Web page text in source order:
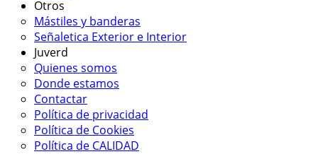
Otros
Mástiles y banderas
Señaletica Exterior e Interior
Juverd
Quienes somos
Donde estamos
Contactar
Política de privacidad
Política de Cookies
Política de CALIDAD